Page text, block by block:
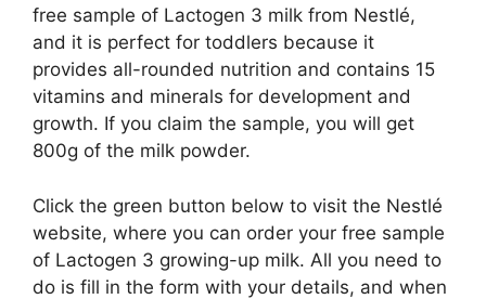
free sample of Lactogen 3 milk from Nestlé,
and it is perfect for toddlers because it
provides all-rounded nutrition and contains 15
vitamins and minerals for development and
growth. If you claim the sample, you will get
800g of the milk powder.
Click the green button below to visit the Nestlé
website, where you can order your free sample
of Lactogen 3 growing-up milk. All you need to
do is fill in the form with your details, and when